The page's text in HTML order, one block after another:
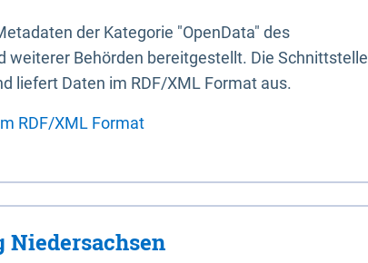
der Kategorie "OpenData" des
Behörden bereitgestellt. Die Schnittstelle
liefert Daten im RDF/XML Format aus.
RDF/XML Format